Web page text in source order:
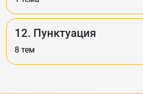
12. Пунктуация
8 тем